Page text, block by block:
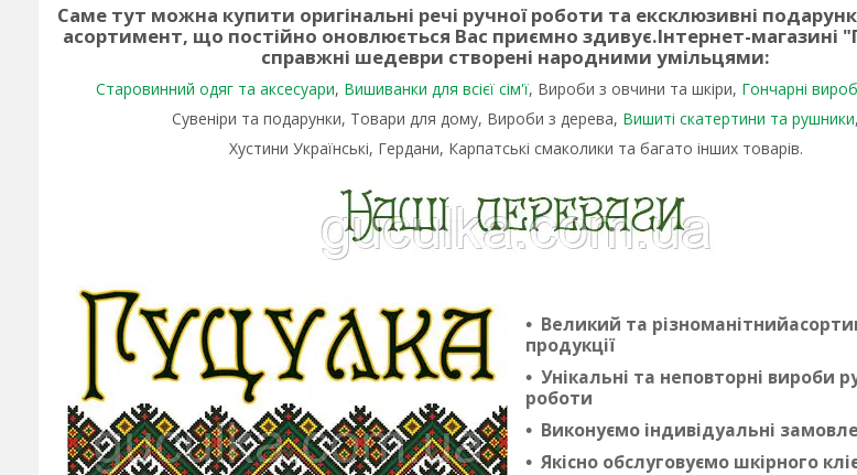
Саме тут можна купити оригінальні речі ручної роботи та ексклюзивні
асортимент, що постійно оновлюється Вас приємно здивує.Інтернет-магазині
справжні шедеври створені народними умільцями:
Старовинний одяг та аксесуари, Вишиванки для всієї сім'ї, Вироби з овчини та шкіри, Гончарні
Сувеніри та подарунки, Товари для дому, Вироби з дерева, Вишиті скатертини та рушники,
Хустини Українські, Гердани, Карпатські смаколики та багато інших товарів.
Великий та
продукції
Унікальні та неповторні вироби
роботи
Виконуємо індивідуальні
Якісно обслуговуємо шкірного